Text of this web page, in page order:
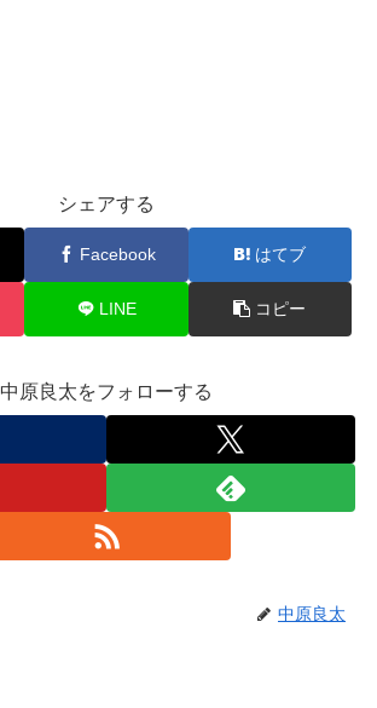
シェアする
Facebook はてブ
LINE コピー
中原良太をフォローする
中原良太